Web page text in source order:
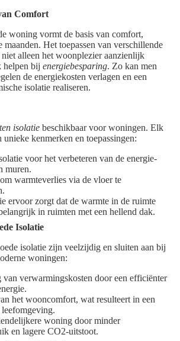
Comfort
woning vormt de basis van comfort,
Het toepassen van verschillende
niet alleen het woonplezier aanzienlijk
helpen bij energiebesparing. Zo kan men
de energiekosten verlagen en een
isolatie realiseren.
isolatie beschikbaar voor woningen. Elk
kenmerken en toepassingen:
voor het verbeteren van de energie-
muren.
warmteverlies via de vloer te
ervoor zorgt dat de warmte in de ruimte
in ruimten met een hellend dak.
Isolatie
isolatie zijn veelzijdig en sluiten aan bij
woningen:
van verwarmingskosten door een efficiënter
het wooncomfort, wat resulteert in een
leefomgeving.
woning door minder
en lagere CO2-uitstoot.